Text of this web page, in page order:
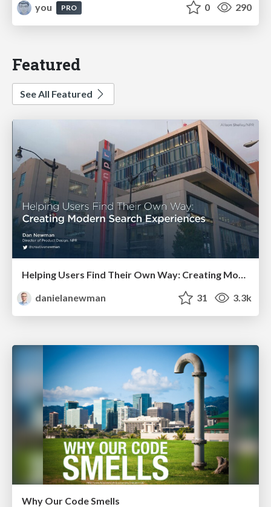
you
PRO 0 290
Featured
See All Featured
Helping Users Find Their Own Way: Creating Modern Search Experiences
danielanewman
31 3.3k
Why Our Code Smells